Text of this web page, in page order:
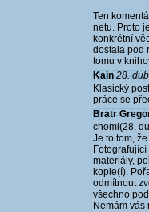
Ten
netu. Proto
konkrétní
dostala pod
tomu v
Kain 28.
Klasický
práce se
Bratr
chomi(28.
Je to tom,
materiály,
kopie(í).
odmítnout
všechno
Nemám